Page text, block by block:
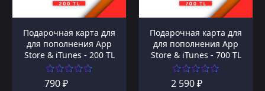
Подарочная карта для
для пополнения App
Store & iTunes - 200 TL
790 ₽
Подарочная карта для
для пополнения App
Store & iTunes - 700 TL
2 590 ₽